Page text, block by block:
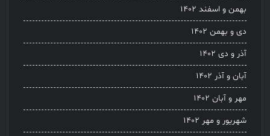
بهمن و اسفند ۱۴۰۲
دی و بهمن ۱۴۰۲
آذر و دی ۱۴۰۲
آبان و آذر ۱۴۰۲
مهر و آبان ۱۴۰۲
شهریور و مهر ۱۴۰۲